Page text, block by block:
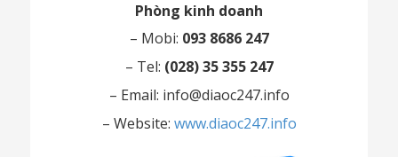
Phòng kinh doanh
– Mobi: 093 8686 247
– Tel: (028) 35 355 247
– Email: info@diaoc247.info
– Website: www.diaoc247.info